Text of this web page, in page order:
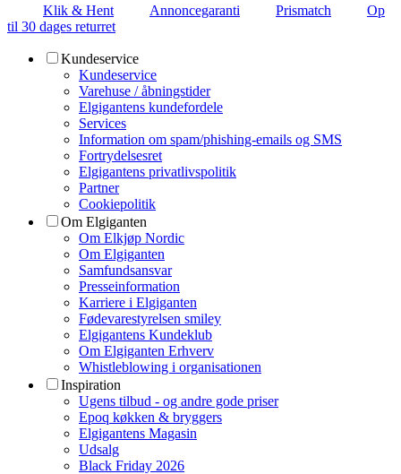
Klik & Hent Annoncegaranti Prismatch
Op
til 30 dages returret
Kundeservice
Kundeservice
Varehuse / åbningstider
Elgigantens kundefordele
Services
Information om spam/phishing-emails og SMS
Fortrydelsesret
Elgigantens privatlivspolitik
Partner
Cookiepolitik
Om Elgiganten
Om Elkjøp Nordic
Om Elgiganten
Samfundsansvar
Presseinformation
Karriere i Elgiganten
Fødevarestyrelsen smiley
Elgigantens Kundeklub
Om Elgiganten Erhverv
Whistleblowing i organisationen
Inspiration
Ugens tilbud - og andre gode priser
Epoq køkken & bryggers
Elgigantens Magasin
Udsalg
Black Friday 2026